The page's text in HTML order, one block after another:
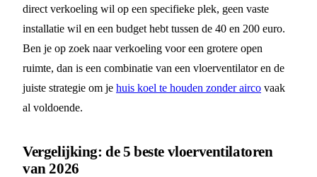
direct verkoeling wil op een specifieke plek, geen vaste
installatie wil en een budget hebt tussen de 40 en 200 euro.
Ben je op zoek naar verkoeling voor een grotere open
ruimte, dan is een combinatie van een vloerventilator en de
juiste strategie om je huis koel te houden zonder airco vaak
al voldoende.
Vergelijking: de 5 beste vloerventilatoren
van 2026